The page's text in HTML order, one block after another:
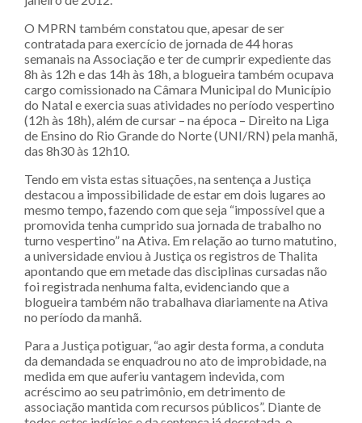
O MPRN também constatou que, apesar de ser
contratada para exercício de jornada de 44 horas
semanais na Associação e ter de cumprir expediente das
8h às 12h e das 14h às 18h, a blogueira também ocupava
cargo comissionado na Câmara Municipal do Município
do Natal e exercia suas atividades no período vespertino
(12h às 18h), além de cursar – na época – Direito na Liga
de Ensino do Rio Grande do Norte (UNI/RN) pela manhã,
das 8h30 às 12h10.
Tendo em vista estas situações, na sentença a Justiça
destacou a impossibilidade de estar em dois lugares ao
mesmo tempo, fazendo com que seja “impossível que a
promovida tenha cumprido sua jornada de trabalho no
turno vespertino” na Ativa. Em relação ao turno matutino,
a universidade enviou à Justiça os registros de Thalita
apontando que em metade das disciplinas cursadas não
foi registrada nenhuma falta, evidenciando que a
blogueira também não trabalhava diariamente na Ativa
no período da manhã.
Para a Justiça potiguar, “ao agir desta forma, a conduta
da demandada se enquadrou no ato de improbidade, na
medida em que auferiu vantagem indevida, com
acréscimo ao seu patrimônio, em detrimento de
associação mantida com recursos públicos”. Diante de